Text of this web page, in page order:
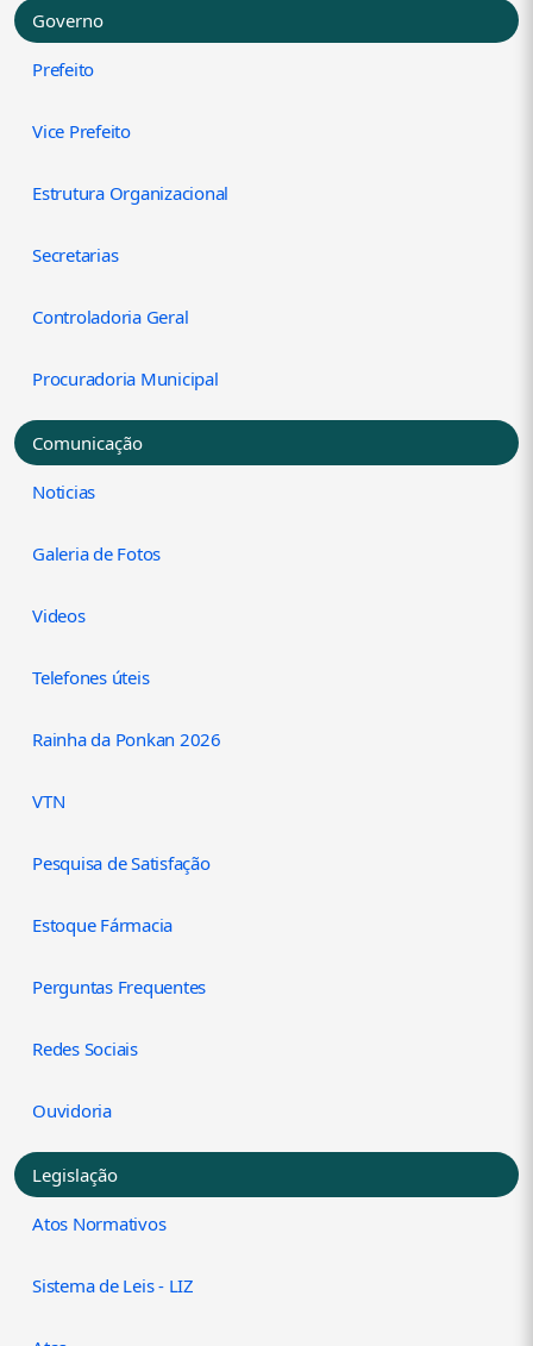
Governo
Prefeito
Vice Prefeito
Estrutura Organizacional
Secretarias
Controladoria Geral
Procuradoria Municipal
Comunicação
Noticias
Galeria de Fotos
Videos
Telefones úteis
Rainha da Ponkan 2026
VTN
Pesquisa de Satisfação
Estoque Fármacia
Perguntas Frequentes
Redes Sociais
Ouvidoria
Legislação
Atos Normativos
Sistema de Leis - LIZ